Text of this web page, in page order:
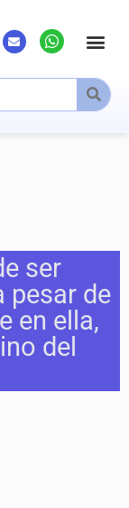
ser
pesar de
en ella,
del